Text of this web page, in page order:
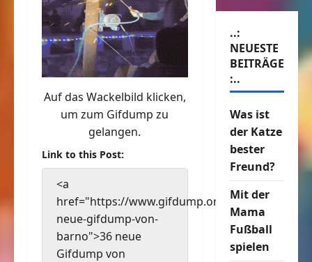
Auf das Wackelbild klicken,
um zum Gifdump zu
gelangen.
Link to this Post:
<a
href="https://www.gifdump.org/36-
neue-gifdump-von-
barno">36 neue
Gifdump von
..:
NEUESTE
BEITRÄGE
:..
Was ist
der Katze
bester
Freund?
Mit der
Mama
Fußball
spielen